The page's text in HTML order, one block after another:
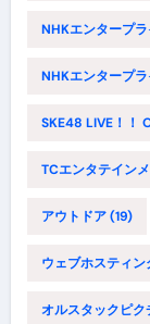
NHKエンタープラ
NHKエンタープ
SKE48 LIVE！！
TCエンタテイン
アウトドア(19)
ウェブホスティン
オルスタックピク